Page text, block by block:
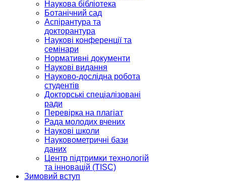
Наукова бібліотека
Ботанічний сад
Аспірантура та
докторантура
Наукові конференції та
семінари
Нормативні документи
Наукові видання
Науково-дослідна робота
студентів
Докторські спеціалізовані
ради
Перевірка на плагіат
Рада молодих вчених
Наукові школи
Науковометричні бази
даних
Центр підтримки технологій
та інновацій (TISC)
Зимовий вступ